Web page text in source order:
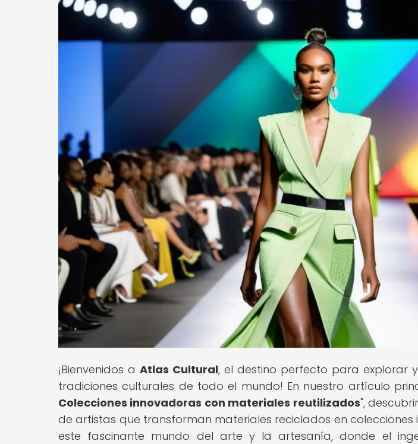
¡Bienvenidos a Atlas Cultural, el destino perfecto para explorar
tradiciones culturales de todo el mundo! En nuestro artículo
Colecciones innovadoras con materiales reutilizados",
de artistas que transforman materiales reciclados en colecciones
este fascinante mundo del arte y la artesanía, donde el